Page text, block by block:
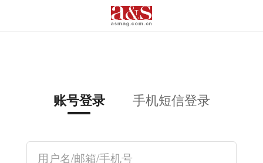
账号登录 手机短信登录